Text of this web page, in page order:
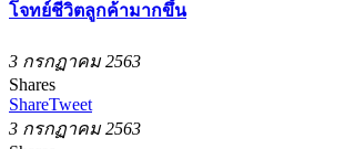
โจทย์ชีวิตลูกค้ามากขึ้น
3 กรกฏาคม 2563
Shares
ShareTweet
3 กรกฏาคม 2563